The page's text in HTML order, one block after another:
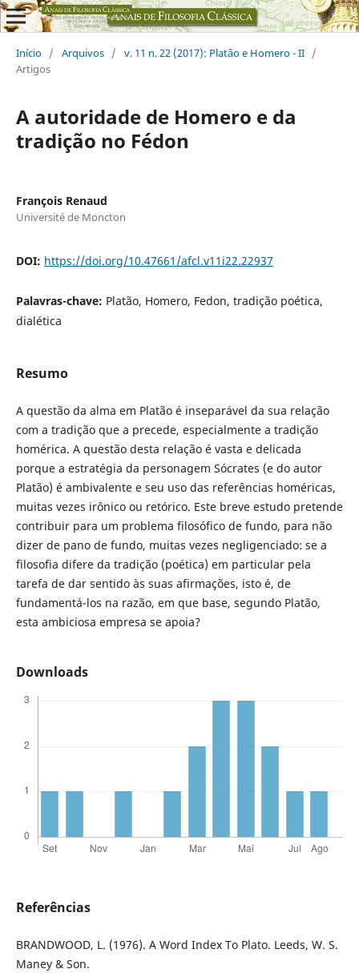
Início / Arquivos / v. 11 n. 22 (2017): Platão e Homero - II /
Artigos
A autoridade de Homero e da
tradição no Fédon
François Renaud
Université de Moncton
DOI: https://doi.org/10.47661/afcl.v11i22.22937
Palavras-chave: Platão, Homero, Fedon, tradição poética,
dialética
Resumo
A questão da alma em Platão é inseparável da sua relação
com a tradição que a precede, especialmente a tradição
homérica. A questão desta relação é vasta e delicada
porque a estratégia da personagem Sócrates (e do autor
Platão) é ambivalente e seu uso das referências homéricas,
muitas vezes irônico ou retórico. Este breve estudo pretende
contribuir para um problema filosófico de fundo, para não
dizer de pano de fundo, muitas vezes negligenciado: se a
filosofia difere da tradição (poética) em particular pela
tarefa de dar sentido às suas afirmações, isto é, de
fundamentá-los na razão, em que base, segundo Platão,
esta ambiciosa empresa se apoia?
Downloads
Referências
BRANDWOOD, L. (1976). A Word Index To Plato. Leeds, W. S.
Maney & Son.